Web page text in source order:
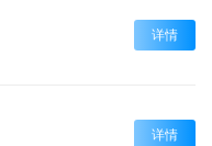
详情
详情